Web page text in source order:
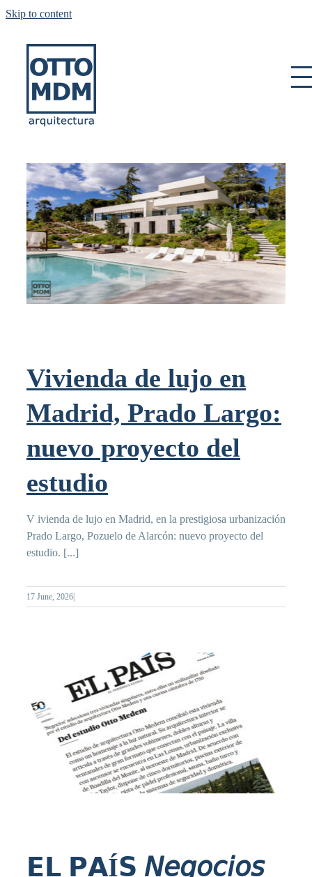
Skip to content
Vivienda de lujo en
Madrid, Prado Largo:
nuevo proyecto del
estudio
V ivienda de lujo en Madrid, en la prestigiosa urbanización
Prado Largo, Pozuelo de Alarcón: nuevo proyecto del
estudio. [...]
17 June, 2026|
𝗘𝗟 𝗣𝗔Í𝗦 𝘕𝘦𝘨𝘰𝘤𝘪𝘰𝘴